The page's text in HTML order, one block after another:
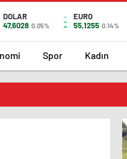
DOLAR
47,6028 0.05%
EURO
55,1255 0.14%
Spor Kadın